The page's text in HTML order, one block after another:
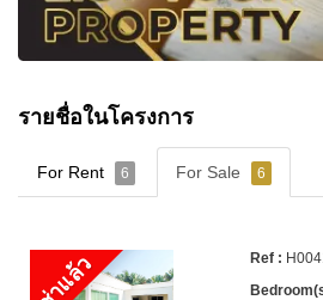
รายชื่อในโครงการ
For Rent 6 For Sale 6